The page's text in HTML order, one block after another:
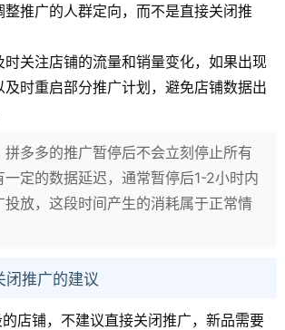
整推广的人群定向，而不是直接关闭推
时关注店铺的流量和销量变化，如果出现
及时重启部分推广计划，避免店铺数据出
拼多多的推广暂停后不会立刻停止所有
一定的数据延迟，通常暂停后1-2小时内
投放，这段时间产生的消耗属于正常情
闭推广的建议
店铺，不建议直接关闭推广，新品需要